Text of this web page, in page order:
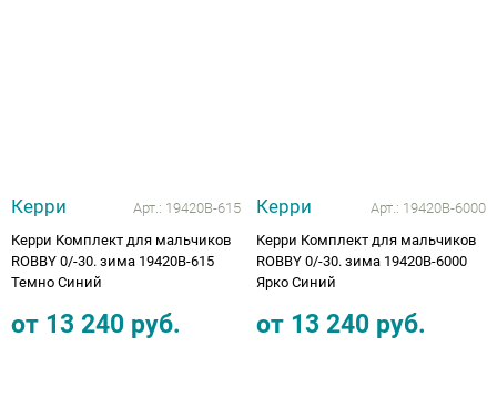
Керри Арт.: 19420В-615
Керри Комплект для мальчиков
ROBBY 0/-30. зима 19420В-615
Темно Синий
от 13 240 руб.
Керри Арт.: 19420В-6000
Керри Комплект для мальчиков
ROBBY 0/-30. зима 19420В-6000
Ярко Синий
от 13 240 руб.